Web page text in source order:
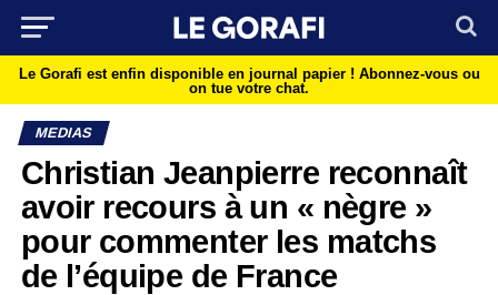
Le Gorafi est enfin disponible en journal papier ! Abonnez-vous ou
on tue votre chat.
MEDIAS
Christian Jeanpierre reconnaît
avoir recours à un « nègre »
pour commenter les matchs
de l’équipe de France